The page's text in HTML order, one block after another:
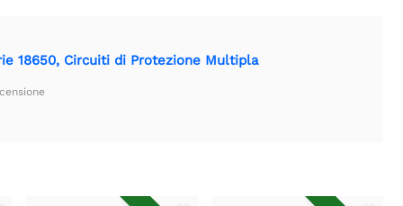
18650, Circuiti di Protezione Multipla